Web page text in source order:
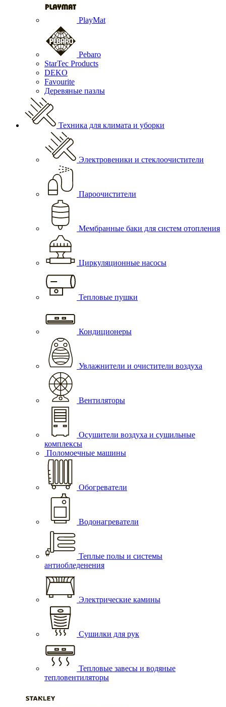
PlayMat
Pebaro
StarTec Products
DEKO
Favourite
Деревяные пазлы
Техника для климата и уборки
Электровеники и стеклоочистители
Пароочистители
Мембранные баки для систем отопления
Циркуляционные насосы
Тепловые пушки
Кондиционеры
Увлажнители и очистители воздуха
Вентиляторы
Осушители воздуха и сушильные
комплексы
Поломоечные машины
Обогреватели
Водонагреватели
Теплые полы и системы
антиобледенения
Электрические камины
Сушилки для рук
Тепловые завесы и водяные
тепловентиляторы